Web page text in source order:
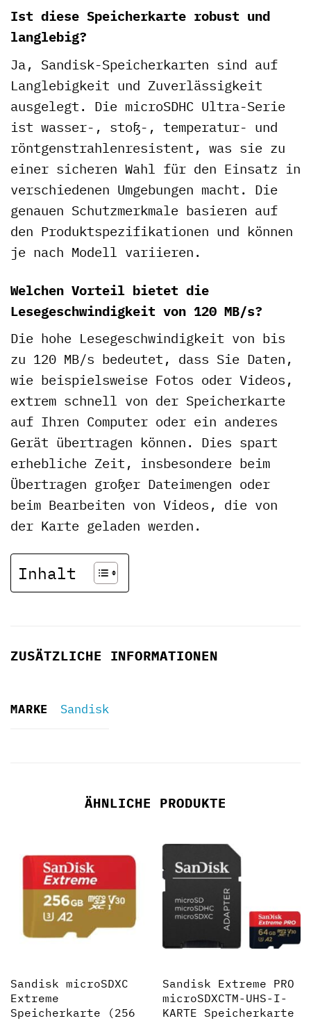
Ist diese Speicherkarte robust und
langlebig?
Ja, Sandisk-Speicherkarten sind auf
Langlebigkeit und Zuverlässigkeit
ausgelegt. Die microSDHC Ultra-Serie
ist wasser-, stoß-, temperatur- und
röntgenstrahlenresistent, was sie zu
einer sicheren Wahl für den Einsatz in
verschiedenen Umgebungen macht. Die
genauen Schutzmerkmale basieren auf
den Produktspezifikationen und können
je nach Modell variieren.
Welchen Vorteil bietet die
Lesegeschwindigkeit von 120 MB/s?
Die hohe Lesegeschwindigkeit von bis
zu 120 MB/s bedeutet, dass Sie Daten,
wie beispielsweise Fotos oder Videos,
extrem schnell von der Speicherkarte
auf Ihren Computer oder ein anderes
Gerät übertragen können. Dies spart
erhebliche Zeit, insbesondere beim
Übertragen großer Dateimengen oder
beim Bearbeiten von Videos, die von
der Karte geladen werden.
Inhalt
ZUSÄTZLICHE INFORMATIONEN
MARKE Sandisk
ÄHNLICHE PRODUKTE
Sandisk microSDXC
Extreme
Speicherkarte (256
Sandisk Extreme PRO
microSDXCTM-UHS-I-
KARTE Speicherkarte